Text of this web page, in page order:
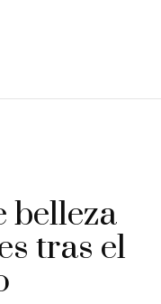
belleza
tras el